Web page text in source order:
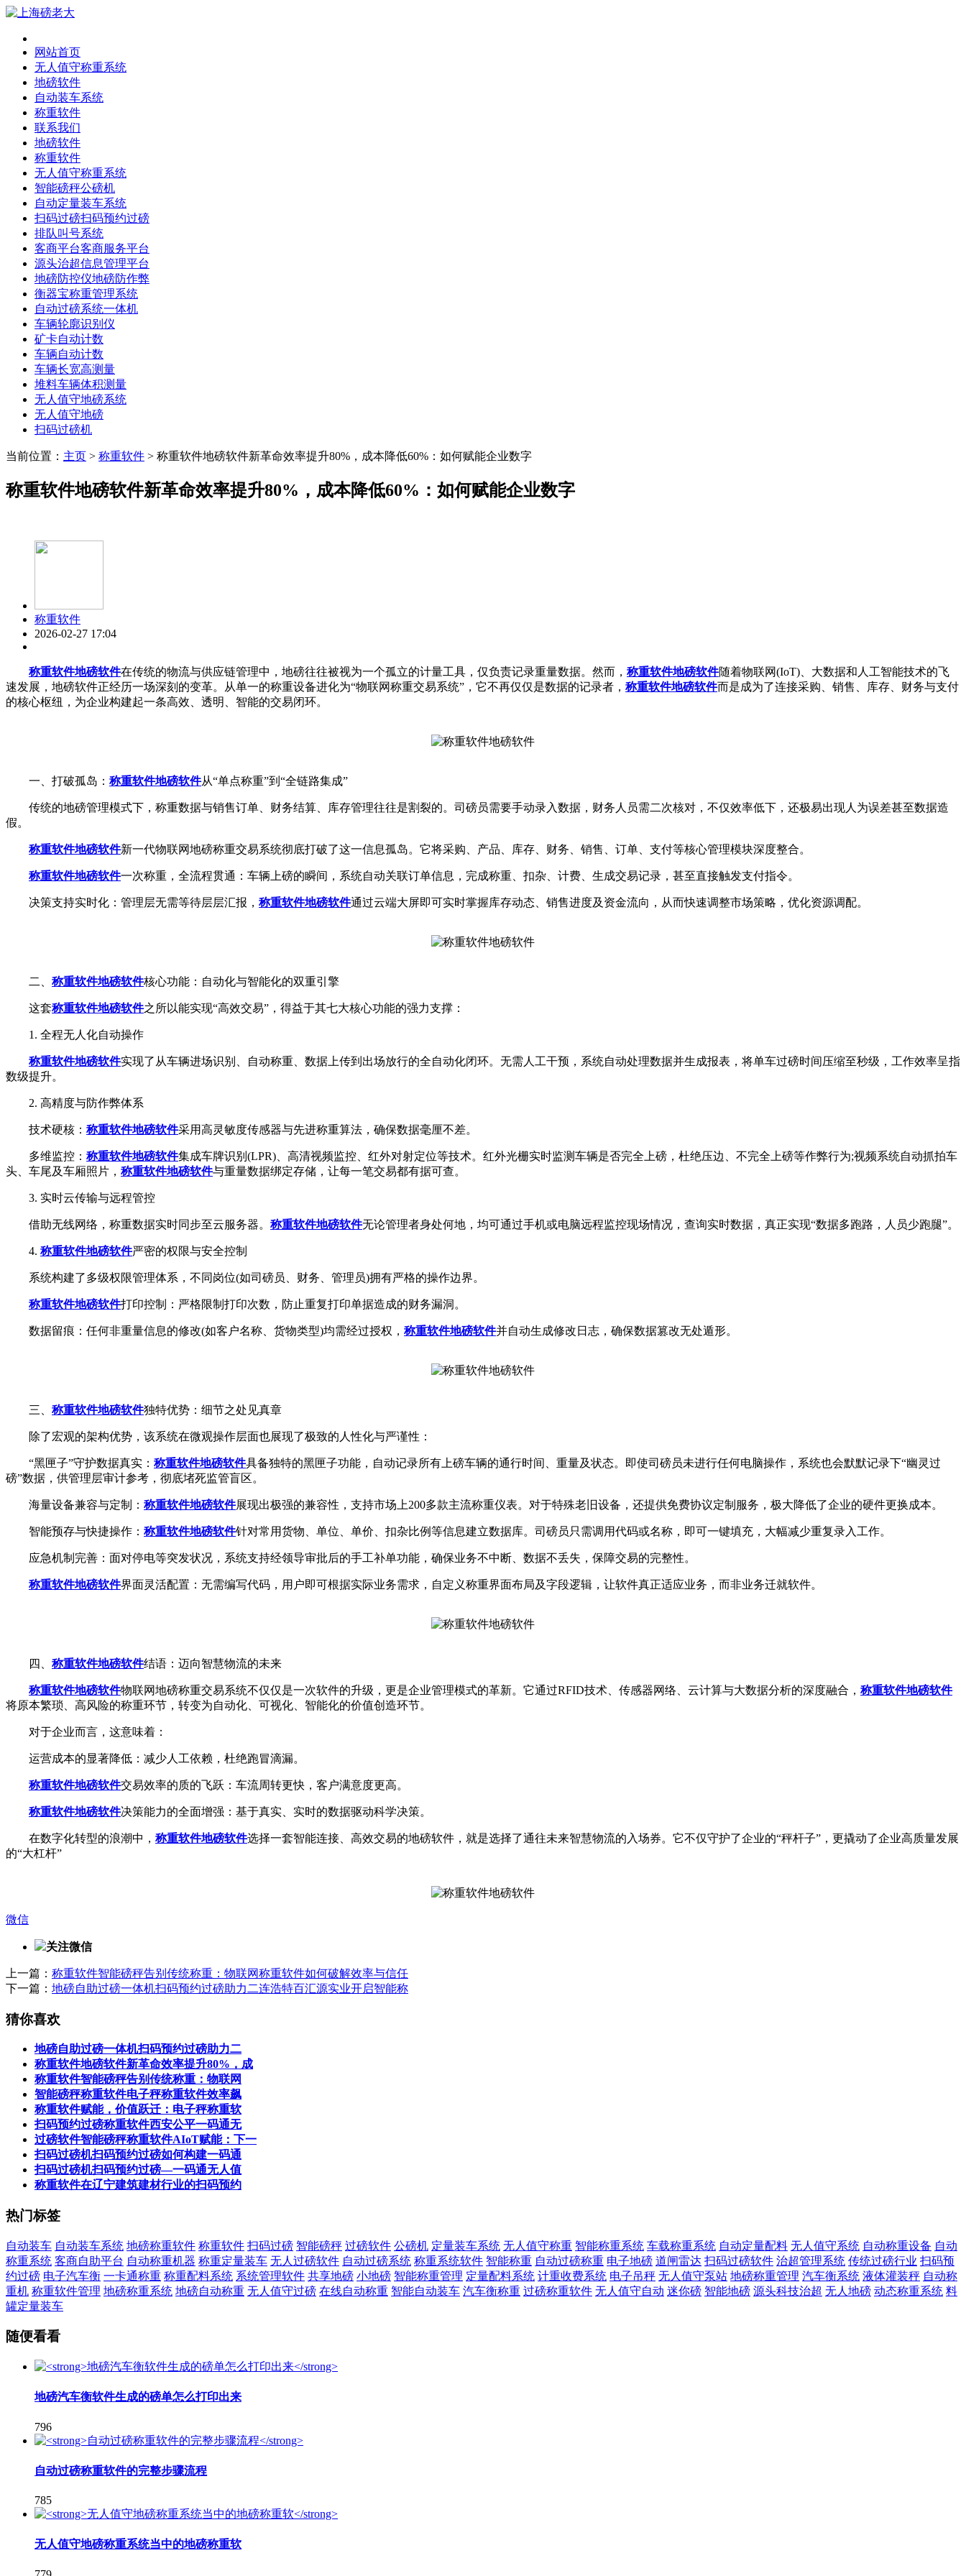
网站首页
无人值守称重系统
地磅软件
自动装车系统
称重软件
联系我们
地磅软件
称重软件
无人值守称重系统
智能磅秤公磅机
自动定量装车系统
扫码过磅扫码预约过磅
排队叫号系统
客商平台客商服务平台
源头治超信息管理平台
地磅防控仪地磅防作弊
衡器宝称重管理系统
自动过磅系统一体机
车辆轮廓识别仪
矿卡自动计数
车辆自动计数
车辆长宽高测量
堆料车辆体积测量
无人值守地磅系统
无人值守地磅
扫码过磅机
当前位置： 主页 > 称重软件 > 称重软件地磅软件新革命效率提升80%，成本降低60%：如何赋能企业数字
称重软件地磅软件新革命效率提升80%，成本降低60%：如何赋能企业数字
称重软件
2026-02-27 17:04
称重软件地磅软件在传统的物流与供应链管理中，地磅往往被视为一个孤立的计量工具，仅负责记录重量数据。然而， 称重软件地磅软件随着物联网(IoT)、大数据和人工智能技术的飞
速发展，地磅软件正经历一场深刻的变革。从单一的称重设备进化为“物联网称重交易系统”，它不再仅仅是数据的记录者， 称重软件地磅软件而是成为了连接采购、销售、库存、财务与支付
的核心枢纽，为企业构建起一条高效、透明、智能的交易闭环。
一、打破孤岛： 称重软件地磅软件从“单点称重”到“全链路集成”
传统的地磅管理模式下，称重数据与销售订单、财务结算、库存管理往往是割裂的。司磅员需要手动录入数据，财务人员需二次核对，不仅效率低下，还极易出现人为误差甚至数据造
假。
称重软件地磅软件新一代物联网地磅称重交易系统彻底打破了这一信息孤岛。它将采购、产品、库存、财务、销售、订单、支付等核心管理模块深度整合。
称重软件地磅软件一次称重，全流程贯通：车辆上磅的瞬间，系统自动关联订单信息，完成称重、扣杂、计费、生成交易记录，甚至直接触发支付指令。
决策支持实时化：管理层无需等待层层汇报， 称重软件地磅软件通过云端大屏即可实时掌握库存动态、销售进度及资金流向，从而快速调整市场策略，优化资源调配。
二、 称重软件地磅软件核心功能：自动化与智能化的双重引擎
这套称重软件地磅软件之所以能实现“高效交易”，得益于其七大核心功能的强力支撑：
1. 全程无人化自动操作
称重软件地磅软件实现了从车辆进场识别、自动称重、数据上传到出场放行的全自动化闭环。无需人工干预，系统自动处理数据并生成报表，将单车过磅时间压缩至秒级，工作效率呈指
数级提升。
2. 高精度与防作弊体系
技术硬核： 称重软件地磅软件采用高灵敏度传感器与先进称重算法，确保数据毫厘不差。
多维监控： 称重软件地磅软件集成车牌识别(LPR)、高清视频监控、红外对射定位等技术。红外光栅实时监测车辆是否完全上磅，杜绝压边、不完全上磅等作弊行为;视频系统自动抓拍车
头、车尾及车厢照片， 称重软件地磅软件与重量数据绑定存储，让每一笔交易都有据可查。
3. 实时云传输与远程管控
借助无线网络，称重数据实时同步至云服务器。 称重软件地磅软件无论管理者身处何地，均可通过手机或电脑远程监控现场情况，查询实时数据，真正实现“数据多跑路，人员少跑腿”。
4. 称重软件地磅软件严密的权限与安全控制
系统构建了多级权限管理体系，不同岗位(如司磅员、财务、管理员)拥有严格的操作边界。
称重软件地磅软件打印控制：严格限制打印次数，防止重复打印单据造成的财务漏洞。
数据留痕：任何非重量信息的修改(如客户名称、货物类型)均需经过授权， 称重软件地磅软件并自动生成修改日志，确保数据篡改无处遁形。
三、 称重软件地磅软件独特优势：细节之处见真章
除了宏观的架构优势，该系统在微观操作层面也展现了极致的人性化与严谨性：
“黑匣子”守护数据真实： 称重软件地磅软件具备独特的黑匣子功能，自动记录所有上磅车辆的通行时间、重量及状态。即使司磅员未进行任何电脑操作，系统也会默默记录下“幽灵过
磅”数据，供管理层审计参考，彻底堵死监管盲区。
海量设备兼容与定制： 称重软件地磅软件展现出极强的兼容性，支持市场上200多款主流称重仪表。对于特殊老旧设备，还提供免费协议定制服务，极大降低了企业的硬件更换成本。
智能预存与快捷操作： 称重软件地磅软件针对常用货物、单位、单价、扣杂比例等信息建立数据库。司磅员只需调用代码或名称，即可一键填充，大幅减少重复录入工作。
应急机制完善：面对停电等突发状况，系统支持经领导审批后的手工补单功能，确保业务不中断、数据不丢失，保障交易的完整性。
称重软件地磅软件界面灵活配置：无需编写代码，用户即可根据实际业务需求，自定义称重界面布局及字段逻辑，让软件真正适应业务，而非业务迁就软件。
四、 称重软件地磅软件结语：迈向智慧物流的未来
称重软件地磅软件物联网地磅称重交易系统不仅仅是一次软件的升级，更是企业管理模式的革新。它通过RFID技术、传感器网络、云计算与大数据分析的深度融合， 称重软件地磅软件
将原本繁琐、高风险的称重环节，转变为自动化、可视化、智能化的价值创造环节。
对于企业而言，这意味着：
运营成本的显著降低：减少人工依赖，杜绝跑冒滴漏。
称重软件地磅软件交易效率的质的飞跃：车流周转更快，客户满意度更高。
称重软件地磅软件决策能力的全面增强：基于真实、实时的数据驱动科学决策。
在数字化转型的浪潮中， 称重软件地磅软件选择一套智能连接、高效交易的地磅软件，就是选择了通往未来智慧物流的入场券。它不仅守护了企业的“秤杆子”，更撬动了企业高质量发展
的“大杠杆”
微信
关注微信
上一篇： 称重软件智能磅秤告别传统称重：物联网称重软件如何破解效率与信任
下一篇： 地磅自助过磅一体机扫码预约过磅助力二连浩特百汇源实业开启智能称
猜你喜欢
地磅自助过磅一体机扫码预约过磅助力二
称重软件地磅软件新革命效率提升80%，成
称重软件智能磅秤告别传统称重：物联网
智能磅秤称重软件电子秤称重软件效率飙
称重软件赋能，价值跃迁：电子秤称重软
扫码预约过磅称重软件西安公平一码通无
过磅软件智能磅秤称重软件AIoT赋能：下一
扫码过磅机扫码预约过磅如何构建一码通
扫码过磅机扫码预约过磅—一码通无人值
称重软件在辽宁建筑建材行业的扫码预约
热门标签
自动装车 自动装车系统 地磅称重软件 称重软件 扫码过磅 智能磅秤 过磅软件 公磅机 定量装车系统 无人值守称重 智能称重系统 车载称重系统 自动定量配料 无人值守系统 自动称重设备 自动
称重系统 客商自助平台 自动称重机器 称重定量装车 无人过磅软件 自动过磅系统 称重系统软件 智能称重 自动过磅称重 电子地磅 道闸雷达 扫码过磅软件 治超管理系统 传统过磅行业 扫码预
约过磅 电子汽车衡 一卡通称重 称重配料系统 系统管理软件 共享地磅 小地磅 智能称重管理 定量配料系统 计重收费系统 电子吊秤 无人值守泵站 地磅称重管理 汽车衡系统 液体灌装秤 自动称
重机 称重软件管理 地磅称重系统 地磅自动称重 无人值守过磅 在线自动称重 智能自动装车 汽车衡称重 过磅称重软件 无人值守自动 迷你磅 智能地磅 源头科技治超 无人地磅 动态称重系统 料
罐定量装车
随便看看
地磅汽车衡软件生成的磅单怎么打印出来
796
自动过磅称重软件的完整步骤流程
785
无人值守地磅称重系统当中的地磅称重软